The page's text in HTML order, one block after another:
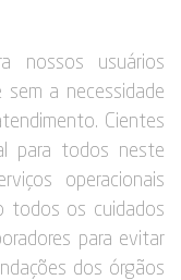
nossos usuários
sem a necessidade
Cientes
para todos neste
operacionais
todos os cuidados
para evitar
dos órgãos